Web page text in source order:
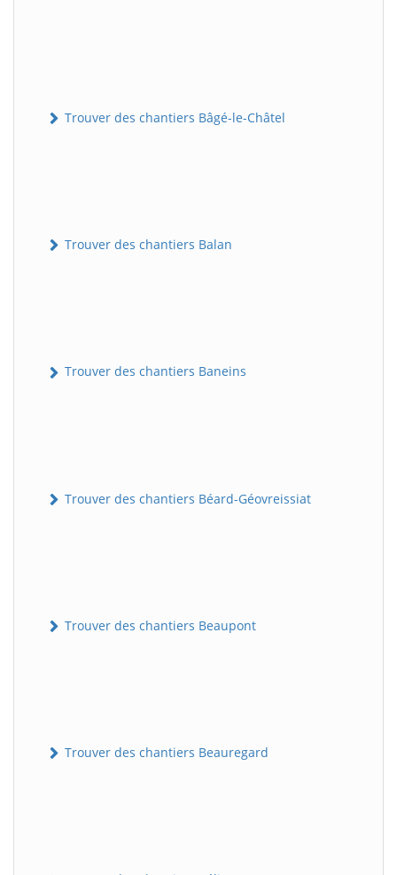
Trouver des chantiers Bâgé-le-Châtel
Trouver des chantiers Balan
Trouver des chantiers Baneins
Trouver des chantiers Béard-Géovreissiat
Trouver des chantiers Beaupont
Trouver des chantiers Beauregard